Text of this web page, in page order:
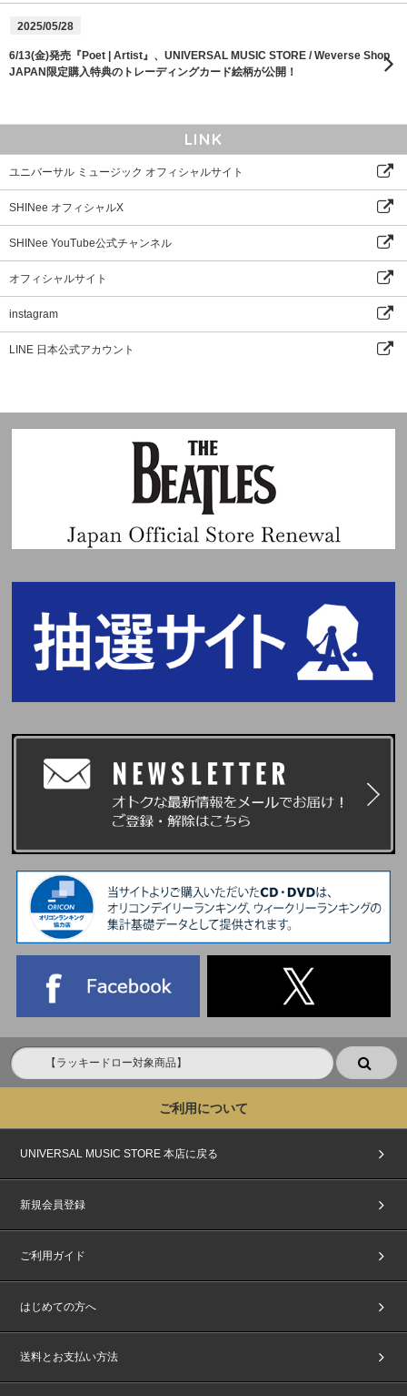
2025/05/28
6/13(金)発売『Poet | Artist』、UNIVERSAL MUSIC STORE / Weverse Shop
JAPAN限定購入特典のトレーディングカード絵柄が公開！
LINK
ユニバーサル ミュージック オフィシャルサイト
SHINee オフィシャルX
SHINee YouTube公式チャンネル
オフィシャルサイト
instagram
LINE 日本公式アカウント
ご利用について
UNIVERSAL MUSIC STORE 本店に戻る
新規会員登録
ご利用ガイド
はじめての方へ
送料とお支払い方法